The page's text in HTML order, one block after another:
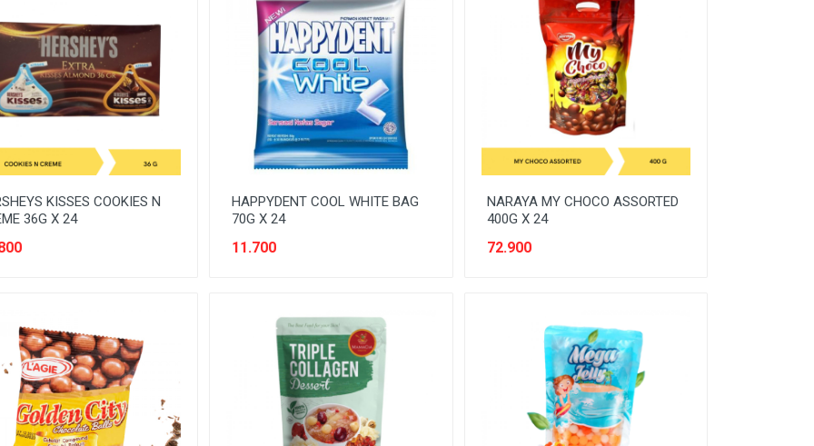
KISSES COOKIES N
36G X 24
HAPPYDENT COOL WHITE BAG
70G X 24
11.700
NARAYA MY CHOCO ASSORTED
400G X 24
72.900